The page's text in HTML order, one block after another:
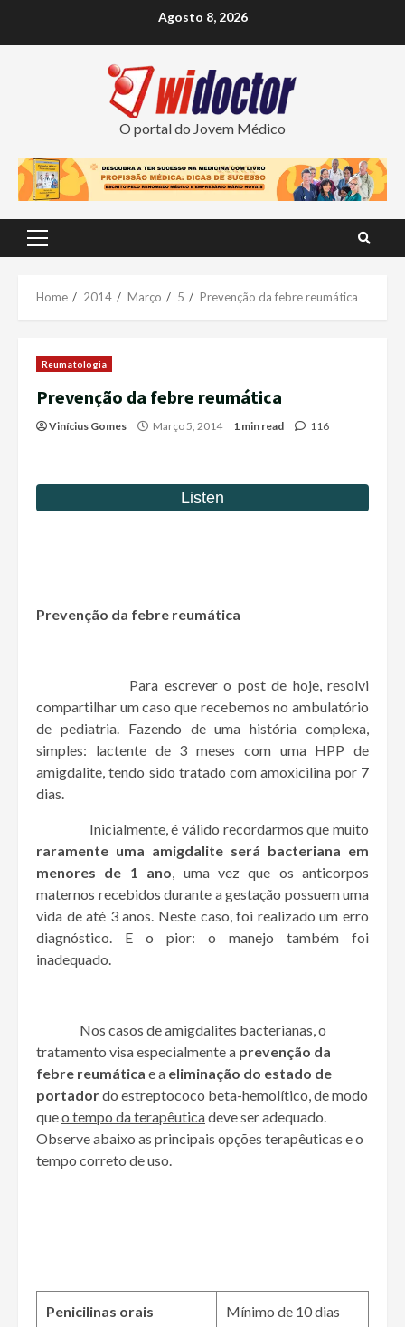
Agosto 8, 2026
O portal do Jovem Médico
Primary
Home 2014 Março 5 Prevenção da febre reumática
Reumatologia
Prevenção da febre reumática
Vinícius Gomes Março 5, 2014 1 min read 116
Prevenção da febre reumática
Para escrever o post de hoje, resolvi
compartilhar um caso que recebemos no ambulatório
de pediatria. Fazendo de uma história complexa,
simples: lactente de 3 meses com uma HPP de
amigdalite, tendo sido tratado com amoxicilina por 7
dias.
Inicialmente, é válido recordarmos que muito
raramente uma amigdalite será bacteriana em
menores de 1 ano, uma vez que os anticorpos
maternos recebidos durante a gestação possuem uma
vida de até 3 anos. Neste caso, foi realizado um erro
diagnóstico. E o pior: o manejo também foi
inadequado.
Nos casos de amigdalites bacterianas, o
tratamento visa especialmente a prevenção da
febre reumática e a eliminação do estado de
portadordo estreptococo beta-hemolítico, de modo
queo tempo da terapêuticadeve ser adequado.
Observe abaixo as principais opções terapêuticas e o
tempo correto de uso.
Penicilinas orais Mínimo de 10 dias